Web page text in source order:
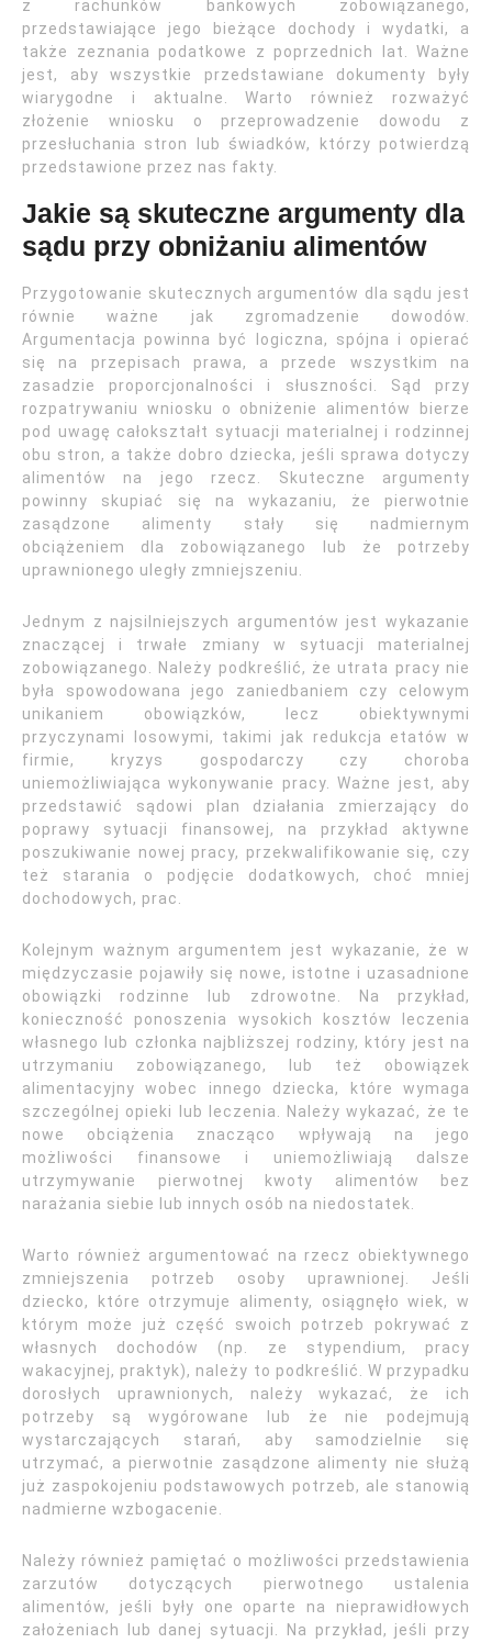
z rachunków bankowych zobowiązanego,
przedstawiające jego bieżące dochody i wydatki, a
także zeznania podatkowe z poprzednich lat. Ważne
jest, aby wszystkie przedstawiane dokumenty były
wiarygodne i aktualne. Warto również rozważyć
złożenie wniosku o przeprowadzenie dowodu z
przesłuchania stron lub świadków, którzy potwierdzą
przedstawione przez nas fakty.
Jakie są skuteczne argumenty dla
sądu przy obniżaniu alimentów
Przygotowanie skutecznych argumentów dla sądu jest
równie ważne jak zgromadzenie dowodów.
Argumentacja powinna być logiczna, spójna i opierać
się na przepisach prawa, a przede wszystkim na
zasadzie proporcjonalności i słuszności. Sąd przy
rozpatrywaniu wniosku o obniżenie alimentów bierze
pod uwagę całokształt sytuacji materialnej i rodzinnej
obu stron, a także dobro dziecka, jeśli sprawa dotyczy
alimentów na jego rzecz. Skuteczne argumenty
powinny skupiać się na wykazaniu, że pierwotnie
zasądzone alimenty stały się nadmiernym
obciążeniem dla zobowiązanego lub że potrzeby
uprawnionego uległy zmniejszeniu.
Jednym z najsilniejszych argumentów jest wykazanie
znaczącej i trwałe zmiany w sytuacji materialnej
zobowiązanego. Należy podkreślić, że utrata pracy nie
była spowodowana jego zaniedbaniem czy celowym
unikaniem obowiązków, lecz obiektywnymi
przyczynami losowymi, takimi jak redukcja etatów w
firmie, kryzys gospodarczy czy choroba
uniemożliwiająca wykonywanie pracy. Ważne jest, aby
przedstawić sądowi plan działania zmierzający do
poprawy sytuacji finansowej, na przykład aktywne
poszukiwanie nowej pracy, przekwalifikowanie się, czy
też starania o podjęcie dodatkowych, choć mniej
dochodowych, prac.
Kolejnym ważnym argumentem jest wykazanie, że w
międzyczasie pojawiły się nowe, istotne i uzasadnione
obowiązki rodzinne lub zdrowotne. Na przykład,
konieczność ponoszenia wysokich kosztów leczenia
własnego lub członka najbliższej rodziny, który jest na
utrzymaniu zobowiązanego, lub też obowiązek
alimentacyjny wobec innego dziecka, które wymaga
szczególnej opieki lub leczenia. Należy wykazać, że te
nowe obciążenia znacząco wpływają na jego
możliwości finansowe i uniemożliwiają dalsze
utrzymywanie pierwotnej kwoty alimentów bez
narażania siebie lub innych osób na niedostatek.
Warto również argumentować na rzecz obiektywnego
zmniejszenia potrzeb osoby uprawnionej. Jeśli
dziecko, które otrzymuje alimenty, osiągnęło wiek, w
którym może już część swoich potrzeb pokrywać z
własnych dochodów (np. ze stypendium, pracy
wakacyjnej, praktyk), należy to podkreślić. W przypadku
dorosłych uprawnionych, należy wykazać, że ich
potrzeby są wygórowane lub że nie podejmują
wystarczających starań, aby samodzielnie się
utrzymać, a pierwotnie zasądzone alimenty nie służą
już zaspokojeniu podstawowych potrzeb, ale stanowią
nadmierne wzbogacenie.
Należy również pamiętać o możliwości przedstawienia
zarzutów dotyczących pierwotnego ustalenia
alimentów, jeśli były one oparte na nieprawidłowych
założeniach lub danej sytuacji. Na przykład, jeśli przy